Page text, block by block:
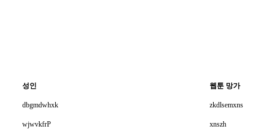
성인
dbgmdwhxk
wjwvkfrP
웹툰 망가
zkdlsemxns
xnszh